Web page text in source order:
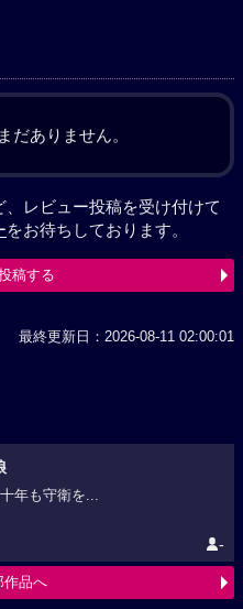
だありません。
、レビュー投稿を受け付けて
をお待ちしております。
稿する
最終更新日：2026-08-11 02:00:01
年も守衛を...
-
作品へ